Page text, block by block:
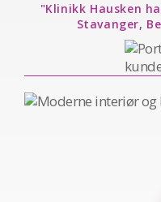
"Klinikk Hausken
Stavanger,